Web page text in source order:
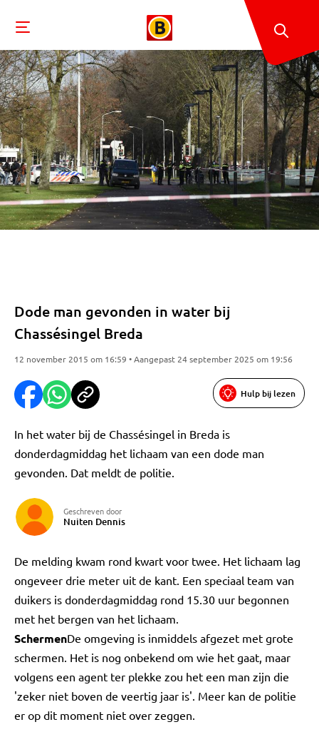
Dode man gevonden in water bij
Chassésingel Breda
12 november 2015 om 16:59 • Aangepast 24 september 2025 om 19:56
Hulp bij lezen
In het water bij de Chassésingel in Breda is
donderdagmiddag het lichaam van een dode man
gevonden. Dat meldt de politie.
Geschreven door
Nuiten Dennis
De melding kwam rond kwart voor twee. Het lichaam lag
ongeveer drie meter uit de kant. Een speciaal team van
duikers is donderdagmiddag rond 15.30 uur begonnen
met het bergen van het lichaam.
SchermenDe omgeving is inmiddels afgezet met grote
schermen. Het is nog onbekend om wie het gaat, maar
volgens een agent ter plekke zou het een man zijn die
'zeker niet boven de veertig jaar is'. Meer kan de politie
er op dit moment niet over zeggen.